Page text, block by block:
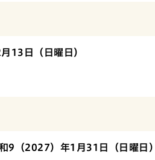
13日（日曜日）
9（2027）年1月31日（日曜日）